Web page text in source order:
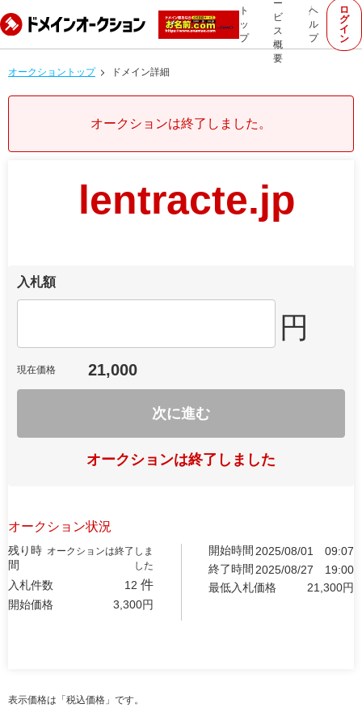
ト
ッ
プ
ー
ビ
ス
概
要
ヘ
ル
プ
ロ
グ
イ
ン
オークショントップ ドメイン詳細
オークションは終了しました。
lentracte.jp
入札額
円
現在価格 21,000
次に進む
オークションは終了しました
オークション状況
残り時
間
オークションは終了しま
した
入札件数 12 件
開始価格 3,300円
開始時間 2025/08/01
09:07
終了時間 2025/08/27
19:00
最低入札価格
21,300円
表示価格は「税込価格」です。